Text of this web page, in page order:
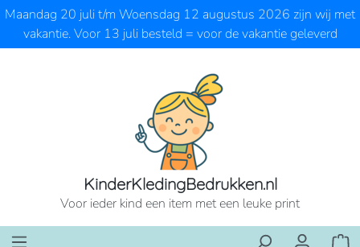
Ga naar de hoofdinhoud
Maandag 20 juli t/m Woensdag 12 augustus 2026 zijn wij met
vakantie. Voor 13 juli besteld = voor de vakantie geleverd
KinderKledingBedrukken.nl
Voor ieder kind een item met een leuke print